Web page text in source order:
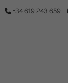
+34 619 243 659